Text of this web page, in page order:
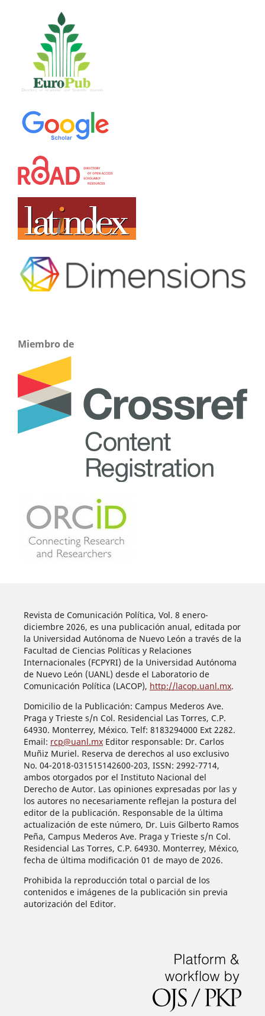
Miembro de
Revista de Comunicación Política, Vol. 8 enero-
diciembre 2026, es una publicación anual, editada por
la Universidad Autónoma de Nuevo León a través de la
Facultad de Ciencias Políticas y Relaciones
Internacionales (FCPYRI) de la Universidad Autónoma
de Nuevo León (UANL) desde el Laboratorio de
Comunicación Política (LACOP), http://lacop.uanl.mx.
Domicilio de la Publicación: Campus Mederos Ave.
Praga y Trieste s/n Col. Residencial Las Torres, C.P.
64930. Monterrey, México. Telf: 8183294000 Ext 2282.
Email: rcp@uanl.mxEditor responsable: Dr. Carlos
Muñiz Muriel. Reserva de derechos al uso exclusivo
No. 04-2018-031515142600-203, ISSN: 2992-7714,
ambos otorgados por el Instituto Nacional del
Derecho de Autor. Las opiniones expresadas por las y
los autores no necesariamente reflejan la postura del
editor de la publicación. Responsable de la última
actualización de este número, Dr. Luis Gilberto Ramos
Peña, Campus Mederos Ave. Praga y Trieste s/n Col.
Residencial Las Torres, C.P. 64930. Monterrey, México,
fecha de última modificación 01 de mayo de 2026.
Prohibida la reproducción total o parcial de los
contenidos e imágenes de la publicación sin previa
autorización del Editor.